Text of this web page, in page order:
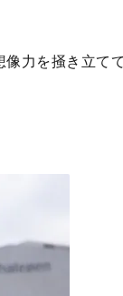
力を掻き立て